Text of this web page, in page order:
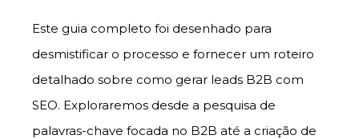
Este guia completo foi desenhado para
desmistificar o processo e fornecer um roteiro
detalhado sobre como gerar leads B2B com
SEO. Exploraremos desde a pesquisa de
palavras-chave focada no B2B até a criação de